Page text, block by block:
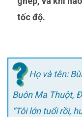
tốc độ.
Họ và tên:
Buôn Ma Thuột,
“Tôi lớn tuổi rồi, huyết áp cũng thất thường. Tôi